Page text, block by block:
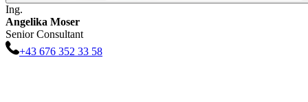
Ing.
Angelika Moser
Senior Consultant
+43 676 352 33 58